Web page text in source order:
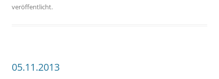
veröffentlicht.
05.11.2013